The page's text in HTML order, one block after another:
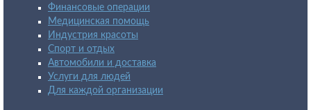
Финансовые операции
Медицинская помощь
Индустрия красоты
Спорт и отдых
Автомобили и доставка
Услуги для людей
Для каждой организации